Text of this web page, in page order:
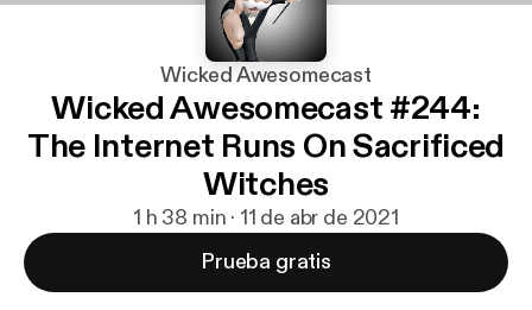
Wicked Awesomecast
Wicked Awesomecast #244:
The Internet Runs On Sacrificed
Witches
1 h 38 min · 11 de abr de 2021
Prueba gratis